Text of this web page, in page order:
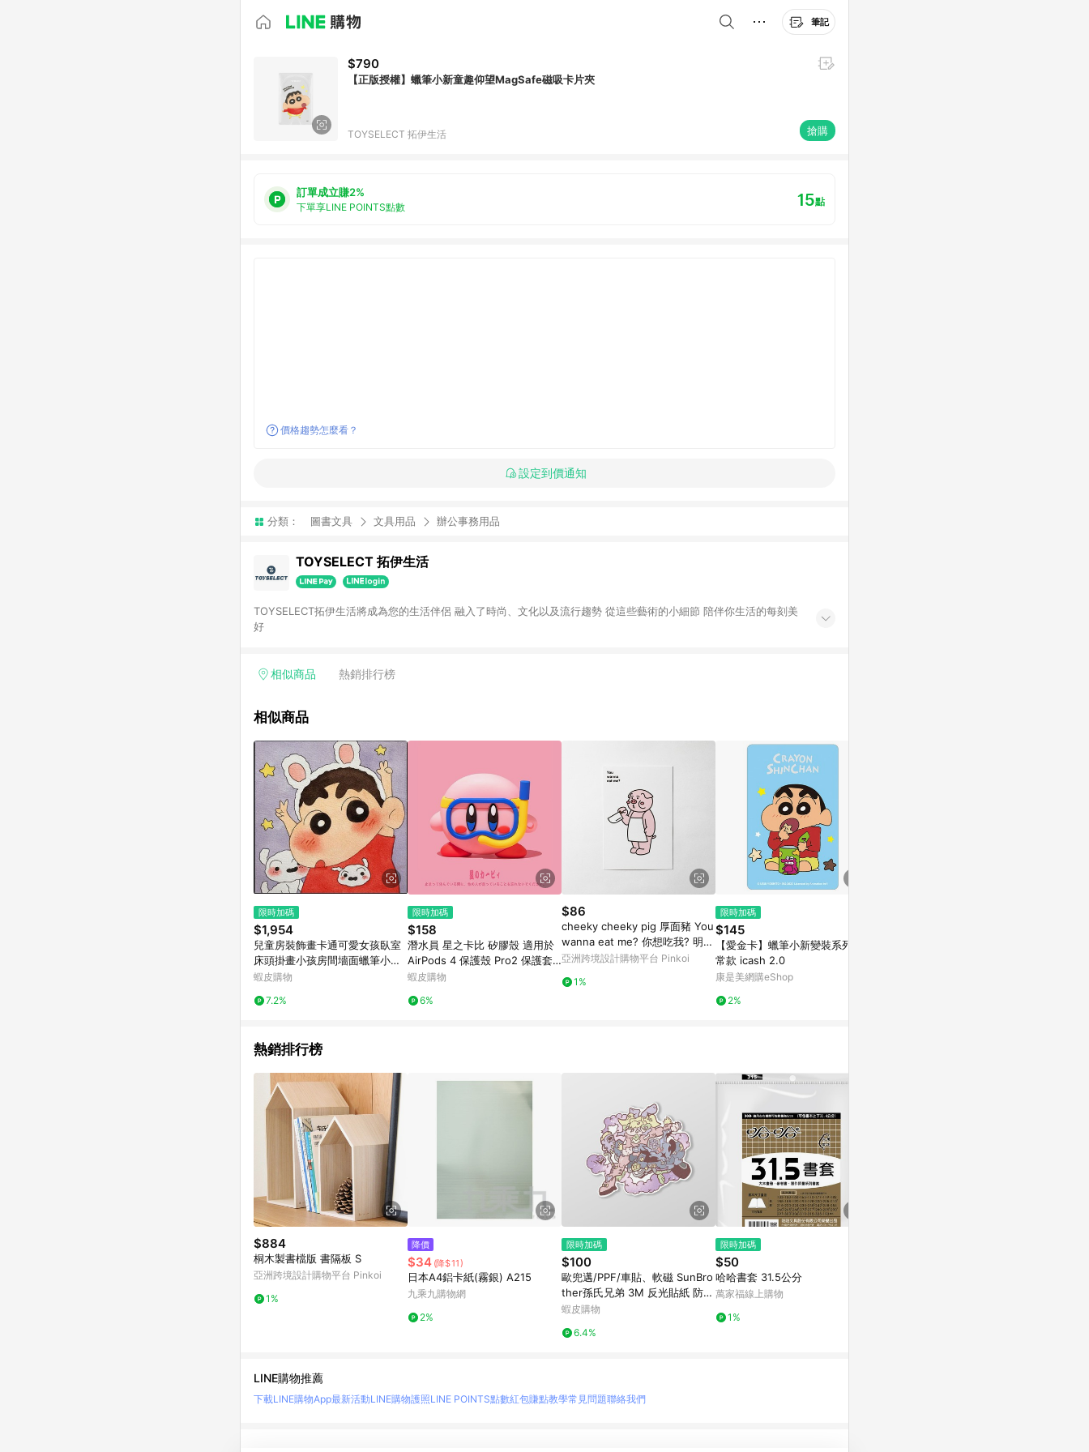
筆記
$790
【正版授權】蠟筆小新童趣仰望MagSafe磁吸卡片夾
TOYSELECT 拓伊生活 搶購
訂單成立賺2%
下單享LINE POINTS點數 15點
價格趨勢怎麼看？
設定到價通知
分類： 圖書文具 文具用品 辦公事務用品
TOYSELECT 拓伊生活
TOYSELECT拓伊生活將成為您的生活伴侶 融入了時尚、文化以及流行趨勢 從這些藝術的小細節 陪伴你生活的每刻美
好
相似商品 熱銷排行榜
相似商品
限時加碼
$1,954
兒童房裝飾畫卡通可愛女孩臥室
床頭掛畫小孩房間墻面蠟筆小新
壁畫
蝦皮購物
7.2%
限時加碼
$158
潛水員 星之卡比 矽膠殼 適用於
AirPods 4 保護殼 Pro2 保護套
AirPods 1 2 3 全包耳機殼
蝦皮購物
6%
$86
cheeky cheeky pig 厚面豬 You
wanna eat me? 你想吃我? 明信
片
亞洲跨境設計購物平台 Pinkoi
1%
限時加碼
$145
【愛金卡】蠟筆小新變裝系列-日
常款 icash 2.0
康是美網購eShop
2%
熱銷排行榜
$884
桐木製書檔版 書隔板 S
亞洲跨境設計購物平台 Pinkoi
1%
降價
$34 (降$11)
日本A4鋁卡紙(霧銀) A215
九乘九購物網
2%
限時加碼
$100
歐兜邁/PPF/車貼、軟磁 SunBro
ther孫氏兄弟 3M 反光貼紙 防水
貼紙 車貼貼紙 軟性磁貼
蝦皮購物
6.4%
限時加碼
$50
哈哈書套 31.5公分
萬家福線上購物
1%
LINE購物推薦
下載LINE購物App最新活動LINE購物護照LINE POINTS點數紅包賺點教學常見問題聯絡我們